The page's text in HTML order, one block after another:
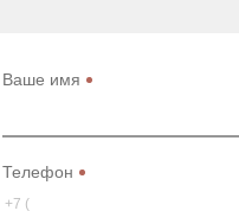
Ваше имя
Телефон